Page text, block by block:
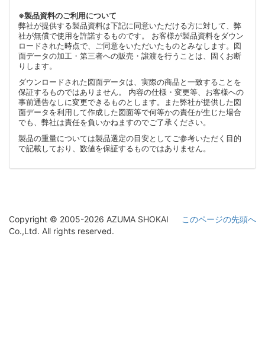
※製品資料のご利用について
弊社が提供する製品資料は下記に同意いただける方に対して、弊
社が無償で使用を許諾するものです。 お客様が製品資料をダウン
ロードされた時点で、ご同意をいただいたものとみなします。図
面データの加工・第三者への販売・譲渡を行うことは、固くお断
りします。
ダウンロードされた図面データは、実際の商品と一致することを
保証するものではありません。 内容の仕様・変更等、お客様への
事前通告なしに変更できるものとします。また弊社が提供した図
面データを利用して作成した図面等で何等かの責任が生じた場合
でも、弊社は責任を負いかねますのでご了承ください。
製品の重量については製品選定の目安としてご参考いただく目的
で記載しており、数値を保証するものではありません。
このページの先頭へ
Copyright © 2005-2026 AZUMA SHOKAI
Co.,Ltd. All rights reserved.